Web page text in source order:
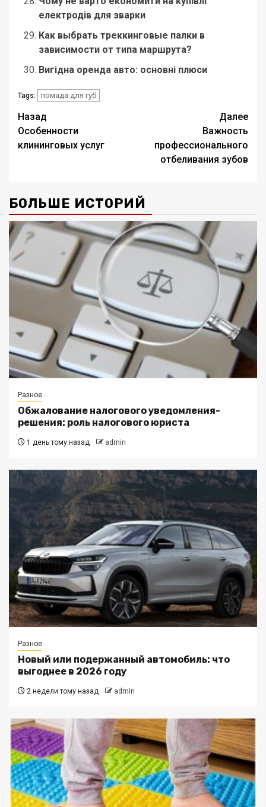
електродів для зварки
Как выбрать треккинговые палки в
зависимости от типа маршрута?
Вигідна оренда авто: основні плюси
Tags: помада для губ
Навигация
записи
Назад
Особенности
клининговых услуг
Далее
Важность
профессионального
отбеливания зубов
БОЛЬШЕ ИСТОРИЙ
Разное
Обжалование налогового уведомления-
решения: роль налогового юриста
1 день тому назад admin
Разное
Новый или подержанный автомобиль: что
выгоднее в 2026 году
2 недели тому назад admin